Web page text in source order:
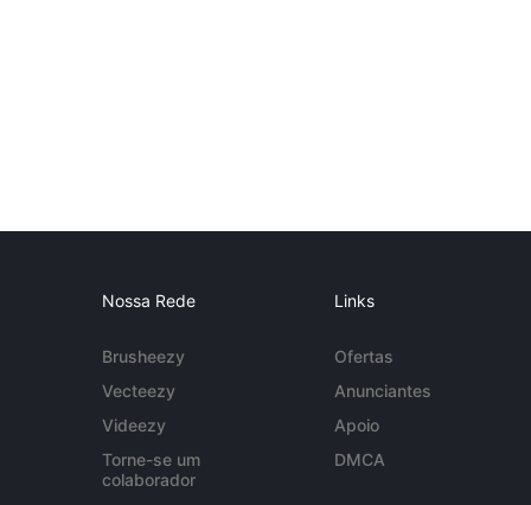
Nossa Rede
Brusheezy
Vecteezy
Videezy
Torne-se um
colaborador
Links
Ofertas
Anunciantes
Apoio
DMCA